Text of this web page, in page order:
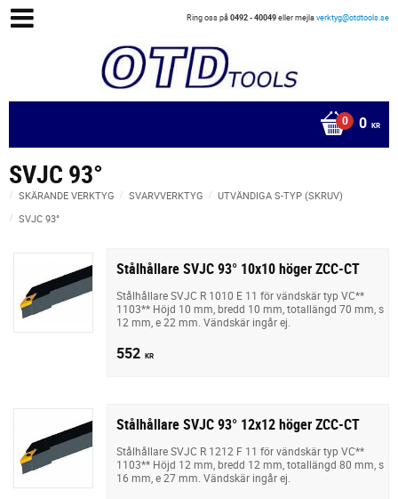
Ring oss på0492 - 40049eller mejlaverktyg@otdtools.se
0 KR
SVJC 93°
SKÄRANDE VERKTYG SVARVVERKTYG
UTVÄNDIGA S-TYP (SKRUV)
SVJC 93°
Stålhållare SVJC 93° 10x10 höger ZCC-CT
Stålhållare SVJC R 1010 E 11 för vändskär typ VC**
1103** Höjd 10 mm, bredd 10 mm, totallängd 70 mm, s
12 mm, e 22 mm. Vändskär ingår ej.
552 KR
Stålhållare SVJC 93° 12x12 höger ZCC-CT
Stålhållare SVJC R 1212 F 11 för vändskär typ VC**
1103** Höjd 12 mm, bredd 12 mm, totallängd 80 mm, s
16 mm, e 27 mm. Vändskär ingår ej.